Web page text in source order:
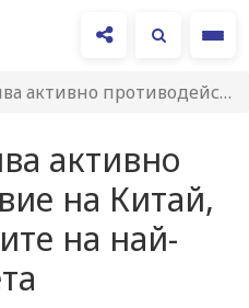
на Китай, решиха лидерите на най-богатите…
активно
на Китай,
на най-